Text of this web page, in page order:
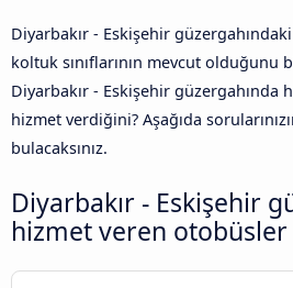
Diyarbakır - Eskişehir
koltuk sınıflarının mevcut olduğunu
Diyarbakır - Eskişehir güzergahında
hizmet verdiğini? Aşağıda
bulacaksınız.
Diyarbakır - Eskişehir
hizmet veren otobüsler